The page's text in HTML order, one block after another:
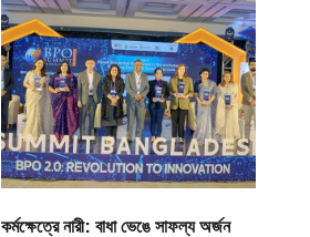
কর্মক্ষেত্রে নারী: বাধা ভেঙে সাফল্য অর্জন